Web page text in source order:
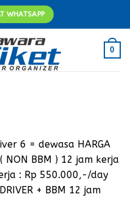
WHATSAPP
0
6 = dewasa HARGA
NON BBM ) 12 jam kerja
: Rp 550.000,-/day
+ BBM 12 jam